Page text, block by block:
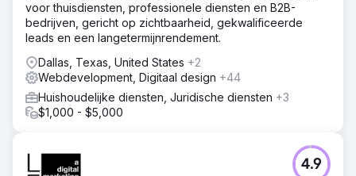
voor thuisdiensten, professionele diensten en B2B-
bedrijven, gericht op zichtbaarheid, gekwalificeerde
leads en een langetermijnrendement.
Dallas, Texas, United States +2
Webdevelopment, Digitaal design +44
Huishoudelijke diensten, Juridische diensten +3
$1,000 - $5,000
4.9